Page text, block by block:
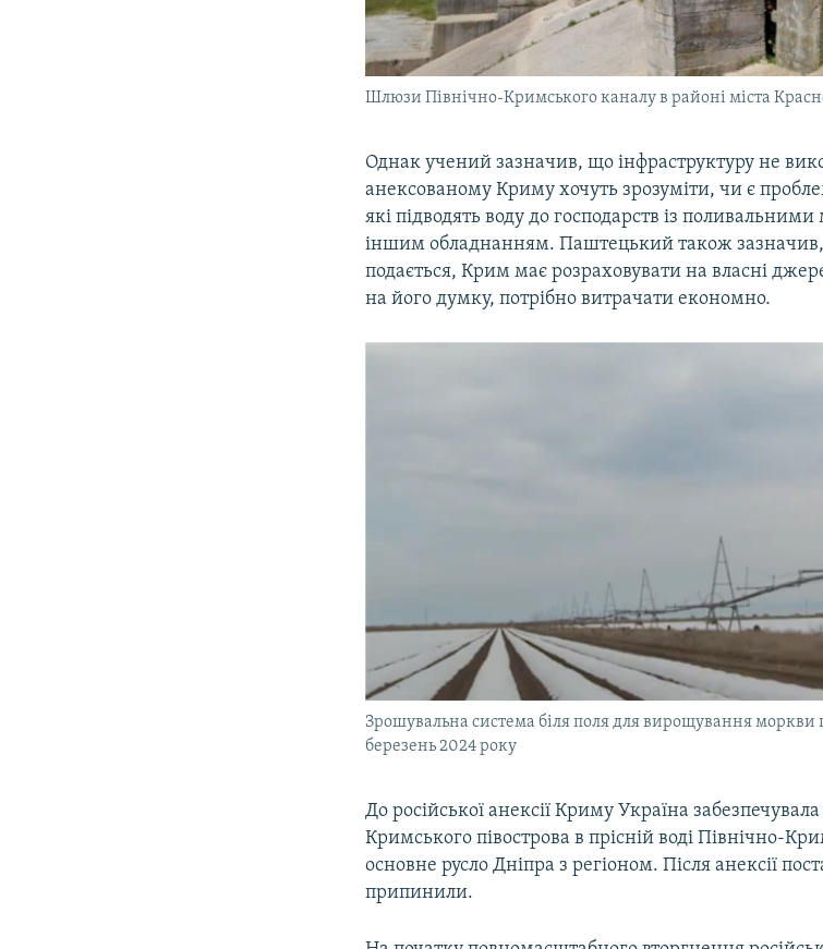
Шлюзи Північно-Кримського каналу в районі міста
Однак учений зазначив, що інфраструктуру не
анексованому Криму хочуть зрозуміти, чи є
які підводять воду до господарств із
іншим обладнанням. Паштецький також зазначив,
подається, Крим має розраховувати на власні
на його думку, потрібно витрачати економно.
Зрошувальна система біля поля для вирощування моркви
березень 2024 року
До російської анексії Криму Україна
Кримського півострова в прісній воді Північно-
основне русло Дніпра з регіоном. Після анексії
припинили.